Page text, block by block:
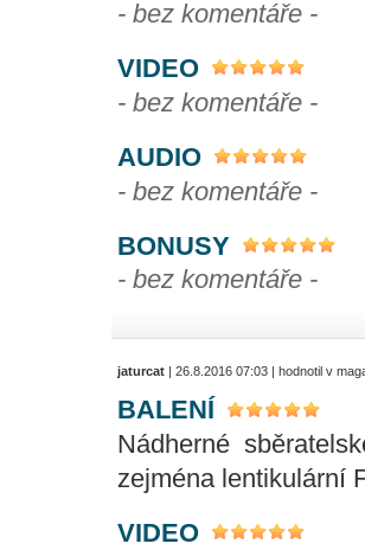
- bez komentáře -
VIDEO
- bez komentáře -
AUDIO
- bez komentáře -
BONUSY
- bez komentáře -
jaturcat | 26.8.2016 07:03 | hodnotil v
BALENÍ
Nádherné
zejména lentikulární
VIDEO